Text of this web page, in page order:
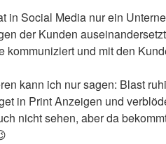
in Social Media nur ein
der Kunden
kommuniziert und mit den
kann ich nur sagen: Blast
in Print Anzeigen und
nicht sehen, aber da